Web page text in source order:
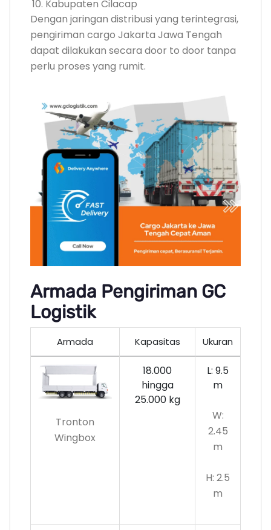
Kabupaten Cilacap
Dengan jaringan distribusi yang terintegrasi,
pengiriman cargo Jakarta Jawa Tengah
dapat dilakukan secara door to door tanpa
perlu proses yang rumit.
Armada Pengiriman GC
Logistik
Armada Kapasitas Ukuran
Tronton
Wingbox
18.000
hingga
25.000 kg
L: 9.5
m
W:
2.45
m
H: 2.5
m